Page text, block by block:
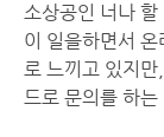
소상공인 너나
이 일을하면서
로 느끼고 있지
드로 문의를 하